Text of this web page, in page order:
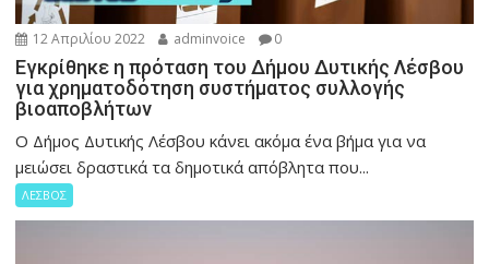
12 Απριλίου 2022 adminvoice 0
Εγκρίθηκε η πρόταση του Δήμου Δυτικής Λέσβου
για χρηματοδότηση συστήματος συλλογής
βιοαποβλήτων
Ο Δήμος Δυτικής Λέσβου κάνει ακόμα ένα βήμα για να
μειώσει δραστικά τα δημοτικά απόβλητα που...
ΛΕΣΒΟΣ